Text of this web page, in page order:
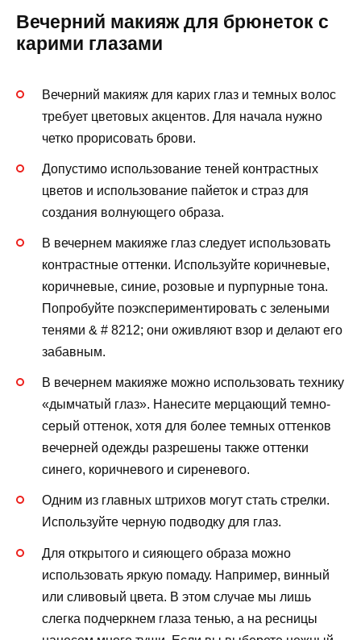
Вечерний макияж для брюнеток с
карими глазами
Вечерний макияж для карих глаз и темных волос
требует цветовых акцентов. Для начала нужно
четко прорисовать брови.
Допустимо использование теней контрастных
цветов и использование пайеток и страз для
создания волнующего образа.
В вечернем макияже глаз следует использовать
контрастные оттенки. Используйте коричневые,
коричневые, синие, розовые и пурпурные тона.
Попробуйте поэкспериментировать с зелеными
тенями & # 8212; они оживляют взор и делают его
забавным.
В вечернем макияже можно использовать технику
«дымчатый глаз». Нанесите мерцающий темно-
серый оттенок, хотя для более темных оттенков
вечерней одежды разрешены также оттенки
синего, коричневого и сиреневого.
Одним из главных штрихов могут стать стрелки.
Используйте черную подводку для глаз.
Для открытого и сияющего образа можно
использовать яркую помаду. Например, винный
или сливовый цвета. В этом случае мы лишь
слегка подчеркнем глаза тенью, а на ресницы